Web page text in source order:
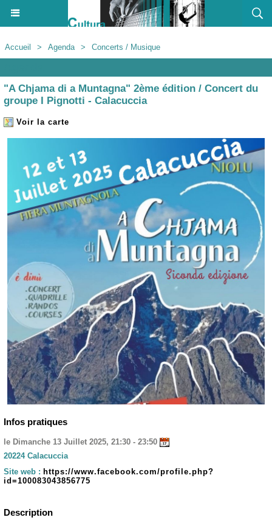
Accueil > Agenda > Concerts / Musique
"A Chjama di a Muntagna" 2ème édition / Concert du
groupe I Pignotti - Calacuccia
Voir la carte
Infos pratiques
le Dimanche 13 Juillet 2025, 21:30 - 23:50
20224 Calacuccia
Site web : https://www.facebook.com/profile.php?
id=100083043856775
Description